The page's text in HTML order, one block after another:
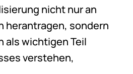
nicht nur an
herantragen, sondern
als wichtigen Teil
verstehen,